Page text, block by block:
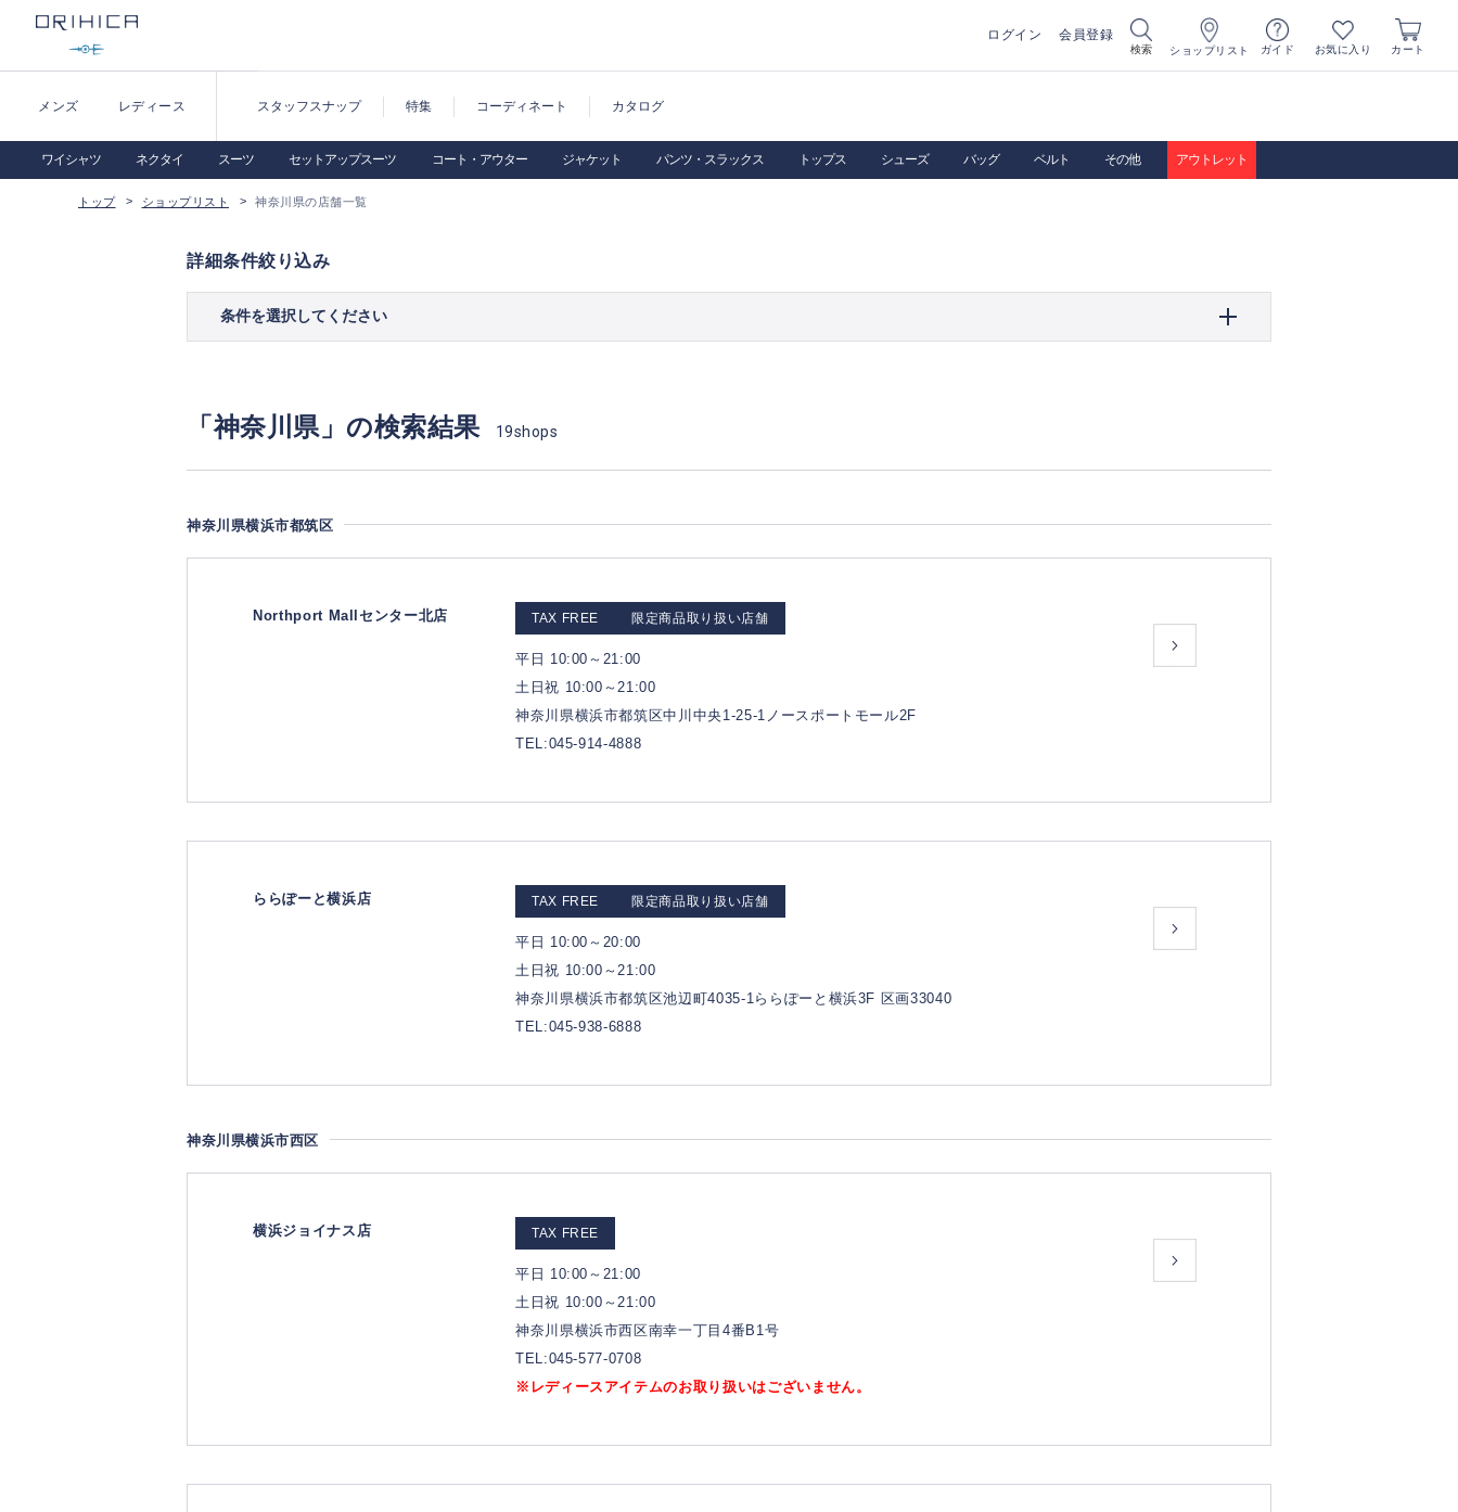
ログイン 会員登録
検索 ショップリスト ガイド お気に入り カート
メンズ レディース スタッフスナップ 特集 コーディネート カタログ
ワイシャツ ネクタイ スーツ セットアップスーツ コート・アウター ジャケット パンツ・スラックス トップス シューズ バッグ ベルト その他 アウトレット
トップ ショップリスト 神奈川県の店舗一覧
詳細条件絞り込み
条件を選択してください
「神奈川県」の検索結果 19shops
神奈川県横浜市都筑区
Northport Mallセンター北店 TAX FREE 限定商品取り扱い店舗
平日 10:00～21:00
土日祝 10:00～21:00
神奈川県横浜市都筑区中川中央1-25-1ノースポートモール2F
TEL:045-914-4888
ららぽーと横浜店 TAX FREE 限定商品取り扱い店舗
平日 10:00～20:00
土日祝 10:00～21:00
神奈川県横浜市都筑区池辺町4035-1ららぽーと横浜3F 区画33040
TEL:045-938-6888
神奈川県横浜市西区
横浜ジョイナス店 TAX FREE
平日 10:00～21:00
土日祝 10:00～21:00
神奈川県横浜市西区南幸一丁目4番B1号
TEL:045-577-0708
※レディースアイテムのお取り扱いはございません。